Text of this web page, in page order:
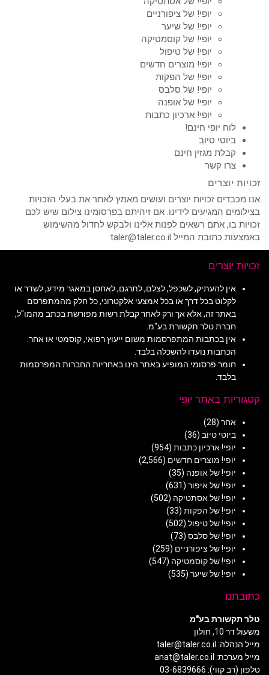
יופי! של ציפורניים
יופי! של שיער
יופי! של קוסמטיקה
יופי! של טיפול
יופי! מוצרים חדשים
יופי! של הפקות
יופי! של סלבס
יופי! של אופנה
יופי! ארכיון כתבות
לוח יופי חינם!
ביוטי טיוב
קבלת מגזין חינם
צרו קשר
זכויות יוצרים
אנו מכבדים זכויות יוצרים ועושים מאמץ לאתר את בעלי הזכויות
בצילומים המגיעים לידינו. אם זיהיתם בפרסומינו צילום שיש לכם
זכויות בו, אתם רשאים לפנות אלינו ולבקש לחדול מהשימוש
באמצעות כתובת המייל taler@taler.co.il
זכויות יוצרים
אין להעתיק, לשכפל, לצלם, לתרגם, לאחסן במאגר מידע, לשדר או
לקלוט בכל דרך או בכל אמצעי אלקטרוני, כל חלק מהמתפרסם
באתר זה, אלא אך ורק לאחר קבלת רשות מפורשת בכתב מהמו"ל,
חברת טלר תקשורת בע"מ.
אין בכתבות המתפרסמות משום ייעוץ רפואי, קוסמטי או אחר.
הכתבות נועדו להשכלה בלבד.
חומר פרסומי המופיע באתר הינו באחריות החברות המפרסמות
בלבד.
קטגוריות באתר יופי
אחר (28)
ביוטי טיוב (36)
יופי! ארכיון כתבות (954)
יופי! מוצרים חדשים (2,566)
יופי! של אופנה (35)
יופי! של איפור (631)
יופי! של אסתטיקה (502)
יופי! של הפקות (33)
יופי! של טיפול (502)
יופי! של סלבס (73)
יופי! של ציפורניים (259)
יופי! של קוסמטיקה (547)
יופי! של שיער (535)
כתובתנו
טלר תקשורת בע"מ
משעול דר 10, חולון
מייל הנהלה: taler@taler.co.il
מייל מערכת: anat@taler.co.il
טלפון (רב קווי): 03-6839666